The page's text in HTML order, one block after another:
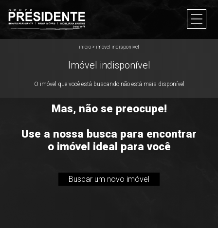
início > imóvel indisponível
Imóvel indisponível
O imóvel que você está buscando não está mais disponível
Mas, não se preocupe!
Use a nossa busca para encontrar
o imóvel ideal para você
Buscar um novo imóvel